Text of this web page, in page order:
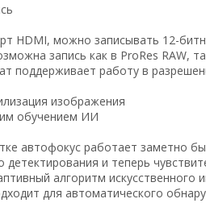
HDMI, можно записывать 12-
запись как в ProRes RAW,
поддерживает работу в
изображения
обучением ИИ
автофокус работает заметно
и теперь
алгоритм
для автоматического